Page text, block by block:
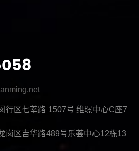
行区七莘路 1507号 维璟中心C座7
岗区吉华路489号乐荟中心12栋13